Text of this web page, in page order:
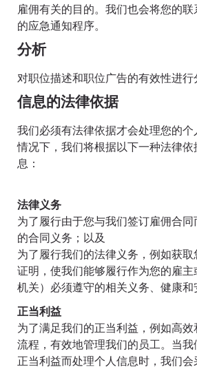
雇佣有关的目的。我们也会将您的
的应急通知程序。
分析
对职位描述和职位广告的有效性进行
信息的法律依据
我们必须有法律依据才会处理您的
情况下，我们将根据以下一种法律
息：
法律义务
为了履行由于您与我们签订雇佣合
的合同义务；以及
为了履行我们的法律义务，例如获
证明，使我们能够履行作为您的雇
机关）必须遵守的相关义务、健康和
正当利益
为了满足我们的正当利益，例如高
流程，有效地管理我们的员工。当
正当利益而处理个人信息时，我们